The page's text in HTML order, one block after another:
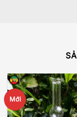
Mới